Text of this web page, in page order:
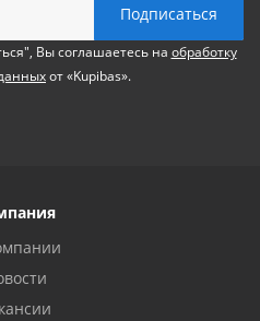
Вы соглашаетесь на обработку
от «Kupibas».